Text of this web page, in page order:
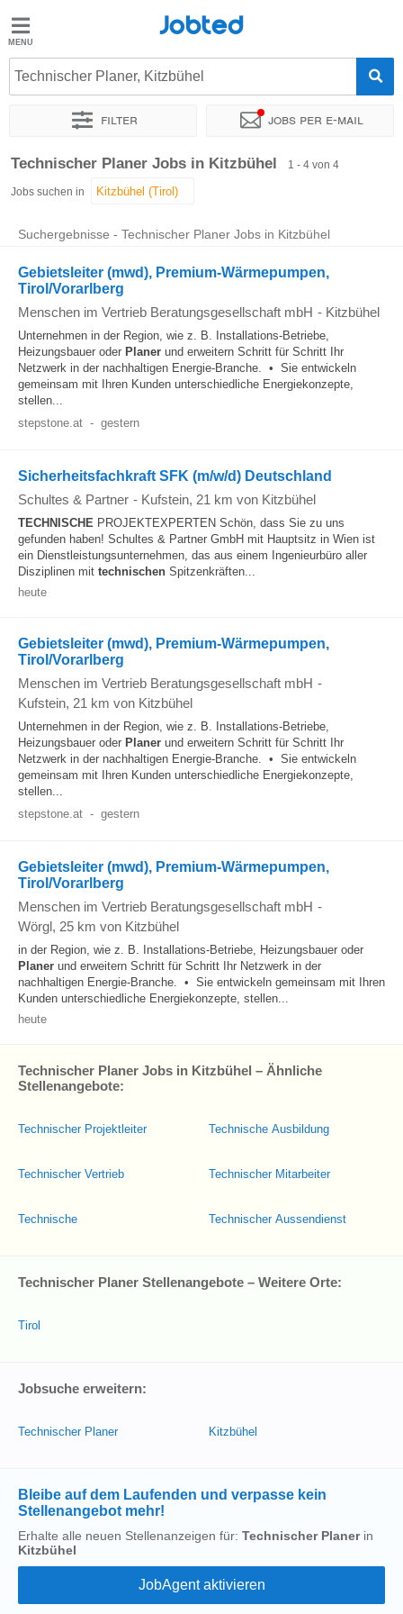
Jobted
Jobs
Jobted
Technischer Planer, Kitzbühel
Filter Jobs per e-mail
Sortieren nach Genauer Standort Personaldienstleister
Technischer Planer Jobs in Kitzbühel 1 - 4 von 4
Jobs suchen in
Suchergebnisse - Technischer Planer Jobs in Kitzbühel
Gebietsleiter (mwd), Premium-Wärmepumpen,
Tirol/Vorarlberg
Menschen im Vertrieb Beratungsgesellschaft mbH - Kitzbühel
Unternehmen in der Region, wie z. B. Installations-Betriebe,
Heizungsbauer oder Planer und erweitern Schritt für Schritt Ihr
Netzwerk in der nachhaltigen Energie-Branche. • Sie entwickeln
gemeinsam mit Ihren Kunden unterschiedliche Energiekonzepte,
stellen...
stepstone.at - gestern
Sicherheitsfachkraft SFK (m/w/d) Deutschland
Schultes & Partner - Kufstein, 21 km von Kitzbühel
TECHNISCHE PROJEKTEXPERTEN Schön, dass Sie zu uns
gefunden haben! Schultes & Partner GmbH mit Hauptsitz in Wien ist
ein Dienstleistungsunternehmen, das aus einem Ingenieurbüro aller
Disziplinen mit technischen Spitzenkräften...
heute
Gebietsleiter (mwd), Premium-Wärmepumpen,
Tirol/Vorarlberg
Menschen im Vertrieb Beratungsgesellschaft mbH -
Kufstein, 21 km von Kitzbühel
Unternehmen in der Region, wie z. B. Installations-Betriebe,
Heizungsbauer oder Planer und erweitern Schritt für Schritt Ihr
Netzwerk in der nachhaltigen Energie-Branche. • Sie entwickeln
gemeinsam mit Ihren Kunden unterschiedliche Energiekonzepte,
stellen...
stepstone.at - gestern
Gebietsleiter (mwd), Premium-Wärmepumpen,
Tirol/Vorarlberg
Menschen im Vertrieb Beratungsgesellschaft mbH -
Wörgl, 25 km von Kitzbühel
in der Region, wie z. B. Installations-Betriebe, Heizungsbauer oder
Planer und erweitern Schritt für Schritt Ihr Netzwerk in der
nachhaltigen Energie-Branche. • Sie entwickeln gemeinsam mit Ihren
Kunden unterschiedliche Energiekonzepte, stellen...
heute
Technischer Planer Jobs in Kitzbühel – Ähnliche
Stellenangebote:
Technischer Projektleiter
Technischer Vertrieb
Technische
Technische Ausbildung
Technischer Mitarbeiter
Technischer Aussendienst
Technischer Planer Stellenangebote – Weitere Orte:
Tirol
Jobsuche erweitern:
Technischer Planer Kitzbühel
Bleibe auf dem Laufenden und verpasse kein
Stellenangebot mehr!
Erhalte alle neuen Stellenanzeigen für: Technischer Planerin
Kitzbühel